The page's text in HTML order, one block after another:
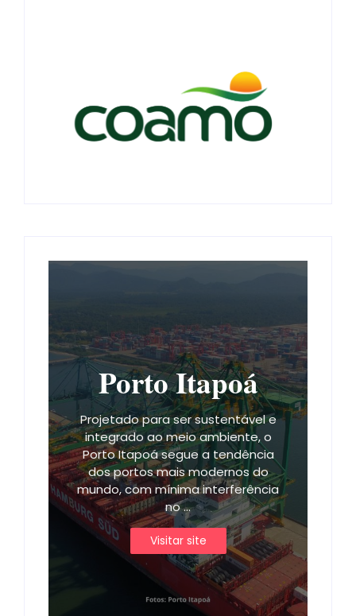
Porto Itapoá
Projetado para ser sustentável e
integrado ao meio ambiente, o
Porto Itapoá segue a tendência
dos portos mais modernos do
mundo, com mínima interferência
no ...
Visitar site